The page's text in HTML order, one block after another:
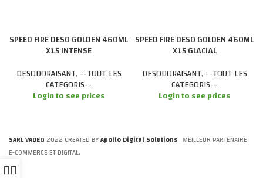
SPEED FIRE DESO GOLDEN 460ML
X15 INTENSE
DESODORAISANT, --TOUT LES
CATEGORIS--
Login to see prices
SPEED FIRE DESO GOLDEN 460ML
X15 GLACIAL
DESODORAISANT, --TOUT LES
CATEGORIS--
Login to see prices
SARL VADEQ 2022 CREATED BYApollo Digital Solutions. MEILLEUR PARTENAIRE
E-COMMERCE ET DIGITAL.